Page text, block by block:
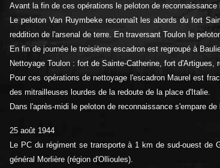
Avant la fin de ces opérations le peloton de
Le peloton Van Ruymbeke reconnaît les abords du fort
reddition de l'arsenal de terre. En traversant Toulon le
En fin de journée le troisième escadron est regroupé à
Nettoyage Toulon : fort de Sainte-Catherine, fort d'Artigues,
Pour ces opérations de nettoyage l'escadron Maurel est
des mitrailleuses lourdes de la redoute de la place d'Italie.
Dans l'après-midi le peloton de reconnaissance s'empare de
25 août 1944
Le PC du régiment se transporte à 1 km de sud-ouest de
général Morlière (région d'Ollioules).